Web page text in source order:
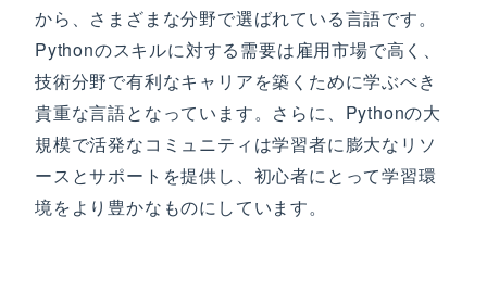
から、さまざまな分野で選ばれている言語です。
Pythonのスキルに対する需要は雇用市場で高く、
技術分野で有利なキャリアを築くために学ぶべき
貴重な言語となっています。さらに、Pythonの大
規模で活発なコミュニティは学習者に膨大なリソ
ースとサポートを提供し、初心者にとって学習環
境をより豊かなものにしています。